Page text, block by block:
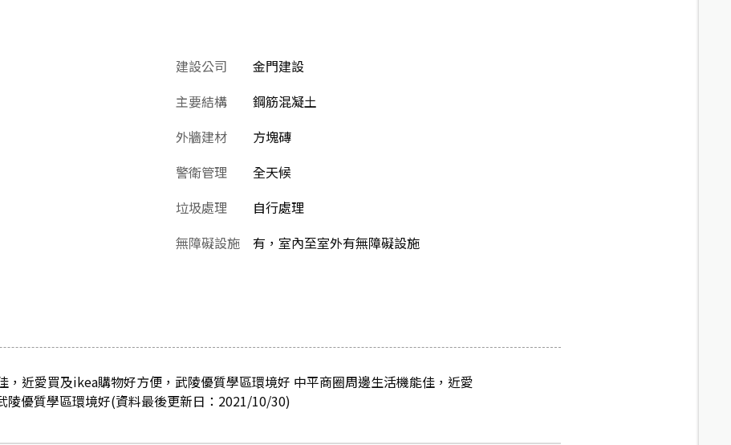
建設公司
金門建設
主要結構
鋼筋混凝土
外牆建材
方塊磚
警衛管理
全天候
垃圾處理
自行處理
無障礙設施
有，室內至室外有無障礙設施
，近愛買及ikea購物好方便，武陵優質學區環境好 中平商圈周邊生活機能佳，近愛
陵優質學區環境好(資料最後更新日：2021/10/30)